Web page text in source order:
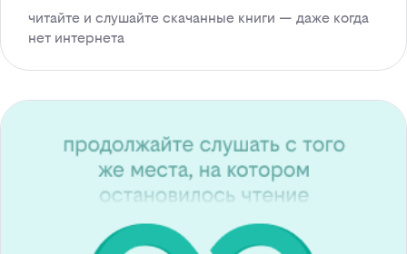
читайте и слушайте скачанные книги — даже когда
нет интернета